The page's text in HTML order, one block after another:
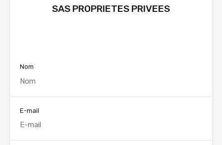
SAS PROPRIETES PRIVEES
Nom
E-mail